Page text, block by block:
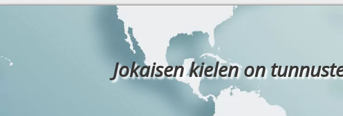
Jokaisen kielen on